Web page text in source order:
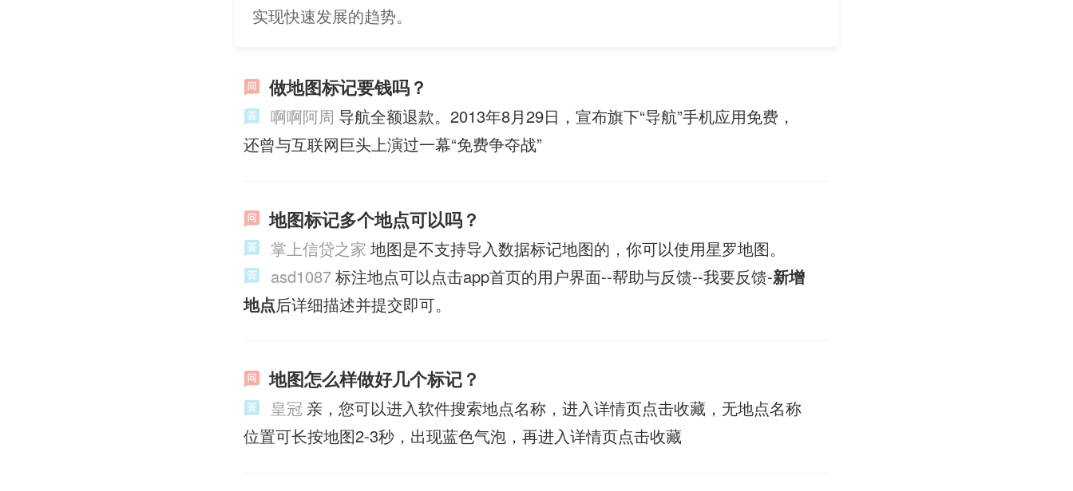
实现快速发展的趋势。
做地图标记要钱吗？
啊啊阿周 导航全额退款。2013年8月29日，宣布旗下“导航”手机应用免费，
还曾与互联网巨头上演过一幕“免费争夺战”
地图标记多个地点可以吗？
掌上信贷之家 地图是不支持导入数据标记地图的，你可以使用星罗地图。
asd1087标注地点可以点击app首页的用户界面--帮助与反馈--我要反馈-新增
地点后详细描述并提交即可。
地图怎么样做好几个标记？
皇冠 亲，您可以进入软件搜索地点名称，进入详情页点击收藏，无地点名称
位置可长按地图2-3秒，出现蓝色气泡，再进入详情页点击收藏